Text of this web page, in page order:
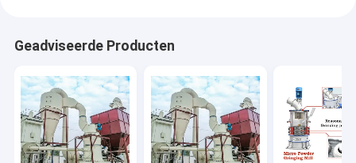
Geadviseerde Producten